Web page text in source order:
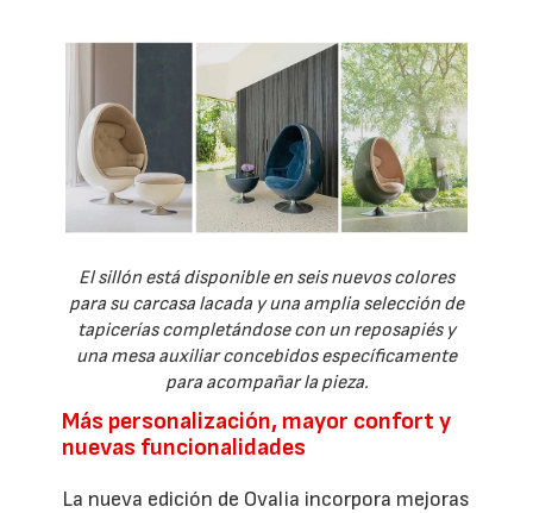
El sillón está disponible en seis nuevos colores
para su carcasa lacada y una amplia selección de
tapicerías completándose con un reposapiés y
una mesa auxiliar concebidos específicamente
para acompañar la pieza.
Más personalización, mayor confort y
nuevas funcionalidades
La nueva edición de Ovalia incorpora mejoras